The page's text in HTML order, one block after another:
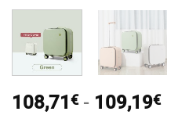
108,71 € - 109,19€